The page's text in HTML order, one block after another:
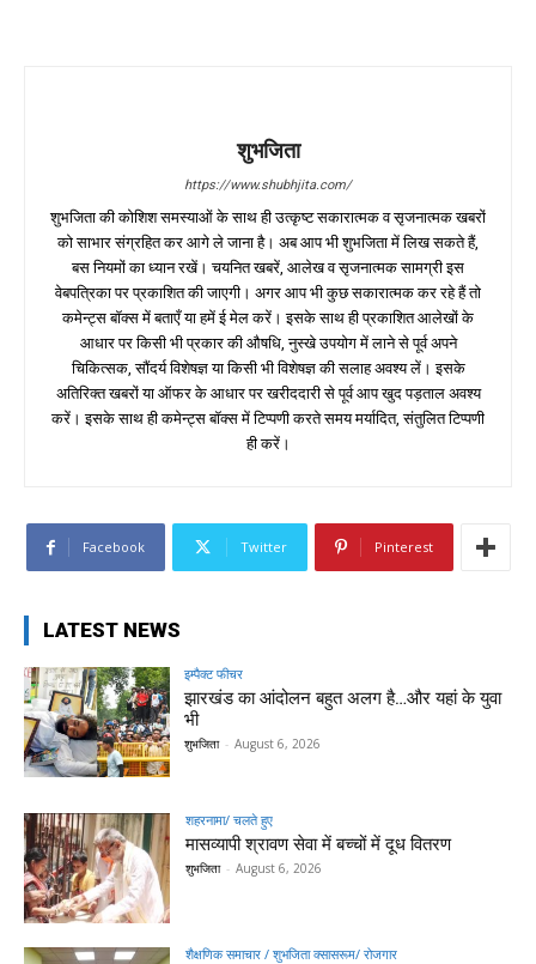
शुभजिता
https://www.shubhjita.com/
शुभजिता की कोशिश समस्याओं के साथ ही उत्कृष्ट सकारात्मक व सृजनात्मक खबरों
को साभार संग्रहित कर आगे ले जाना है। अब आप भी शुभजिता में लिख सकते हैं,
बस नियमों का ध्यान रखें। चयनित खबरें, आलेख व सृजनात्मक सामग्री इस
वेबपत्रिका पर प्रकाशित की जाएगी। अगर आप भी कुछ सकारात्मक कर रहे हैं तो
कमेन्ट्स बॉक्स में बताएँ या हमें ई मेल करें। इसके साथ ही प्रकाशित आलेखों के
आधार पर किसी भी प्रकार की औषधि, नुस्खे उपयोग में लाने से पूर्व अपने
चिकित्सक, सौंदर्य विशेषज्ञ या किसी भी विशेषज्ञ की सलाह अवश्य लें। इसके
अतिरिक्त खबरों या ऑफर के आधार पर खरीददारी से पूर्व आप खुद पड़ताल अवश्य
करें। इसके साथ ही कमेन्ट्स बॉक्स में टिप्पणी करते समय मर्यादित, संतुलित टिप्पणी
ही करें।
Facebook Twitter Pinterest
LATEST NEWS
इम्पैक्ट फीचर
झारखंड का आंदोलन बहुत अलग है…और यहां के युवा
भी
शुभजिता - August 6, 2026
शहरनामा/ चलते हुए
मासव्यापी श्रावण सेवा में बच्चों में दूध वितरण
शुभजिता - August 6, 2026
शैक्षणिक समाचार / शुभजिता क्सासरूम/ रोजगार